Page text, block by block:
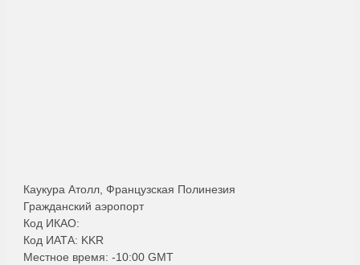
Каукура Атолл, Французская Полинезия
Гражданский аэропорт
Код ИКАО:
Код ИАТА: KKR
Местное время: -10:00 GMT